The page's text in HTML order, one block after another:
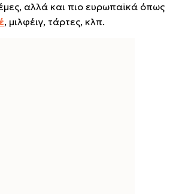
αλλά και πιο ευρωπαϊκά όπως
, μιλφέιγ, τάρτες, κλπ.